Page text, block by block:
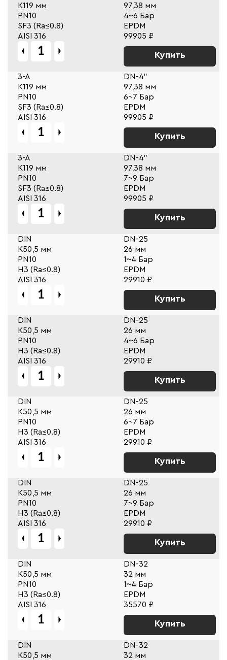
К119 мм
97,38 мм
PN10
4~6 Бар
SF3 (Ra≤0.8)
EPDM
AISI 316
99905 ₽
Купить
3-A
DN-4"
К119 мм
97,38 мм
PN10
6~7 Бар
SF3 (Ra≤0.8)
EPDM
AISI 316
99905 ₽
Купить
3-A
DN-4"
К119 мм
97,38 мм
PN10
7~9 Бар
SF3 (Ra≤0.8)
EPDM
AISI 316
99905 ₽
Купить
DIN
DN-25
К50,5 мм
26 мм
PN10
1~4 Бар
Н3 (Ra≤0.8)
EPDM
AISI 316
29910 ₽
Купить
DIN
DN-25
К50,5 мм
26 мм
PN10
4~6 Бар
Н3 (Ra≤0.8)
EPDM
AISI 316
29910 ₽
Купить
DIN
DN-25
К50,5 мм
26 мм
PN10
6~7 Бар
Н3 (Ra≤0.8)
EPDM
AISI 316
29910 ₽
Купить
DIN
DN-25
К50,5 мм
26 мм
PN10
7~9 Бар
Н3 (Ra≤0.8)
EPDM
AISI 316
29910 ₽
Купить
DIN
DN-32
К50,5 мм
32 мм
PN10
1~4 Бар
Н3 (Ra≤0.8)
EPDM
AISI 316
35570 ₽
Купить
DIN
DN-32
К50,5 мм
32 мм